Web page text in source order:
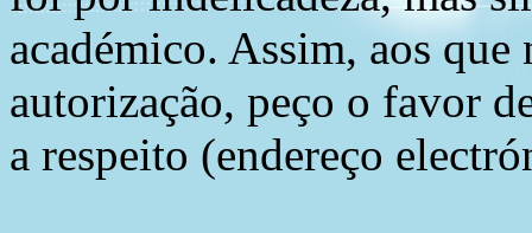
académico. Assim, aos
autorização, peço o favor
a respeito (endereço